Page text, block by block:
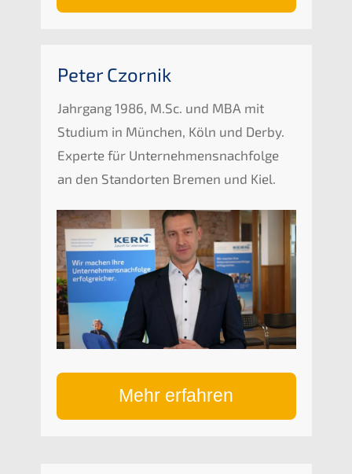
Peter Czornik
Jahrgang 1986, M.Sc. und MBA mit
Studium in München, Köln und Derby.
Experte für Unternehmensnachfolge
an den Standorten Bremen und Kiel.
Mehr erfahren